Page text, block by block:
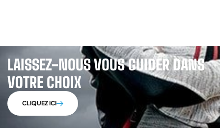
LAISSEZ-NOUS VOUS GUIDER DANS
VOTRE CHOIX
CLIQUEZ ICI